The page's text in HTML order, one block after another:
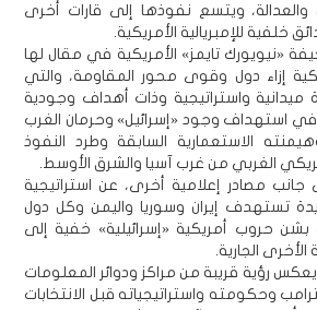
والعدالة، ويتسع نفوذها إلى قارات أخرى
خلفية للإمبريالية الأمريكية.
«نيويورك تايمز» الأمريكية في مقال لها
إزاء دول وقوى محور المقاومة، والتي
ميدانية واستراتيجية وذات أهداف وجودية
استهداف وجود «إسرائيل» وحرمان الغرب
الاستعمارية السابقة وطرد النفوذ
الغربي من غرب آسيا والشرق الأوسط.
مصادر إعلامية أخرى، عن استراتيجية
تستهدف إيران وسوريا واليمن وكل دول
حروب أمريكية «إسرائيلية» خفية إلى
الجارية.
رؤية قريبة من مراكز ودوائر المعلومات
وحكومته واستراتيجياته قبل الانتخابات